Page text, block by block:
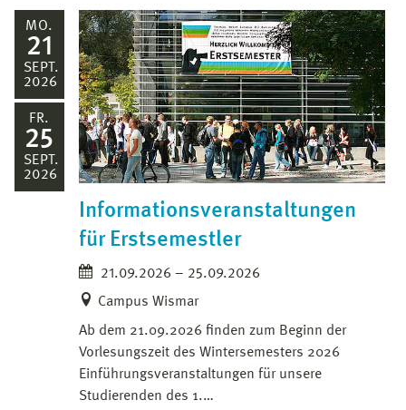
MO.
21
SEPT.
2026
FR.
25
SEPT.
2026
Informationsveranstaltungen
für Erstsemestler
21.09.2026 – 25.09.2026
Campus Wismar
Ab dem 21.09.2026 finden zum Beginn der
Vorlesungszeit des Wintersemesters 2026
Einführungsveranstaltungen für unsere
Studierenden des 1.…